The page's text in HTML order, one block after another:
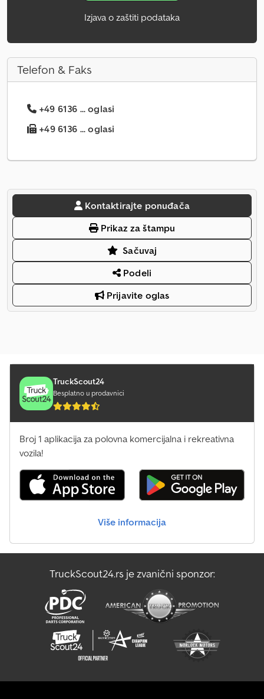
Izjava o zaštiti podataka
Telefon & Faks
+49 6136 ... oglasi
+49 6136 ... oglasi
Kontaktirajte ponuđača
Prikaz za štampu
Sačuvaj
Podeli
Prijavite oglas
TruckScout24
Besplatno u prodavnici
Broj 1 aplikacija za polovna komercijalna i rekreativna
vozila!
Više informacija
TruckScout24.rs je zvanični sponzor: